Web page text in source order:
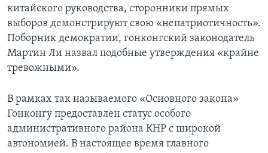
Языки
китайского руководства, сторонники прямых
выборов демонстрируют свою «непатриотичность».
Поборник демократии, гонконгский законодатель
Мартин Ли назвал подобные утверждения «крайне
тревожными».
В рамках так называемого «Основного закона»
Гонконгу предоставлен статус особого
административного района КНР с широкой
автономией. В настоящее время главного